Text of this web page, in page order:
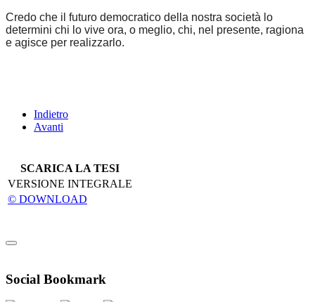
Credo che il futuro democratico della nostra società lo
determini chi lo vive ora, o meglio, chi, nel presente, ragiona
e agisce per realizzarlo.
Indietro
Avanti
SCARICA LA TESI
VERSIONE INTEGRALE
© DOWNLOAD
Social Bookmark